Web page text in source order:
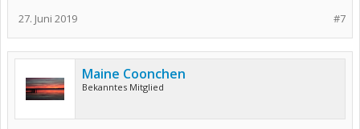
#7
27. Juni 2019
Maine Coonchen
Bekanntes Mitglied